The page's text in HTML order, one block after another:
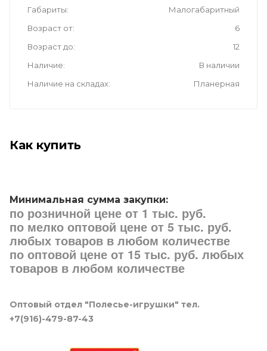
Габариты
Малогабаритный
Возраст от
6
Возраст до
12
Наличие
В наличии
Наличие на складах
Планерная
Как купить
Минимальная сумма закупки:
по розничной цене от 1 тыс. руб.
по мелко оптовой цене от 5 тыс. руб.
любых товаров в любом количестве
по оптовой цене от 15 тыс. руб. любых
товаров в любом количестве
Оптовый отдел "Полесье-игрушки" тел.
+7(916)-479-87-43